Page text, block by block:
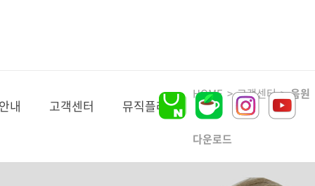
내 고객센터 뮤직플레이
HOME > 고객센터 >음원
다운로드